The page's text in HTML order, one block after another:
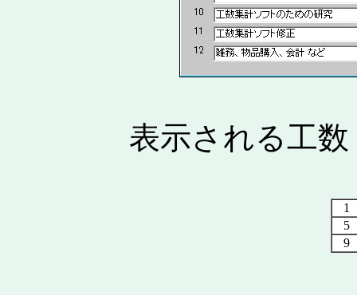
表示される工
1
5
9